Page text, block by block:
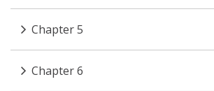
Chapter 5
Chapter 6